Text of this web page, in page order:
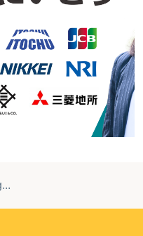
率的にOB/OG訪問を行う
ーワード」で検索し、そ
般のOB/OGと内定者はオ
頂きます。 ③交流会やキ
プへの申し込み ビズリー
画したイベントへ申し込
開催しているイベントや
活体験記の閲覧 実際に
体的にどんな話が聴ける
よいか」などを知ること